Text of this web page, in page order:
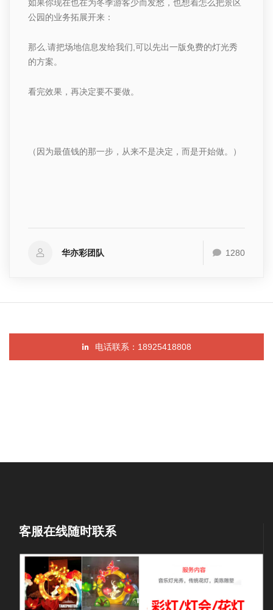
如果你现在也在为冬季游客少而发愁，也想着怎么把景区
公园的业务拓展开来：
那么 请把场地信息发给我们 可以先出一版免费的灯光秀
的方案。
看完效果，再决定要不要做。
（因为最值钱的那一步，从来不是决定，而是开始做。）
华亦彩团队 1280
电话联系：18925418808
客服在线随时联系